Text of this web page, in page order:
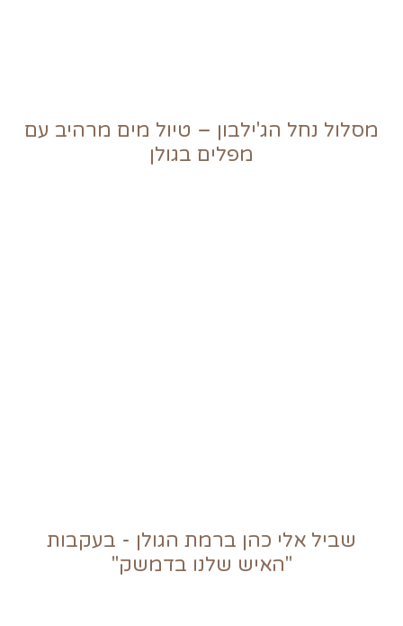
מסלול נחל הג'ילבון – טיול מים מרהיב עם
מפלים בגולן
שביל אלי כהן ברמת הגולן - בעקבות
"האיש שלנו בדמשק"